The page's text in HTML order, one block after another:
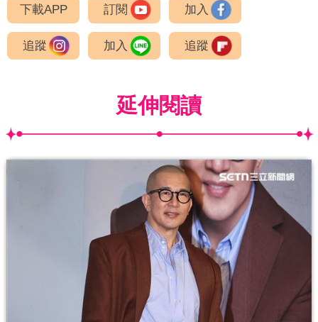
下載APP 訂閱 加入
追蹤 加入 追蹤
延伸閱讀